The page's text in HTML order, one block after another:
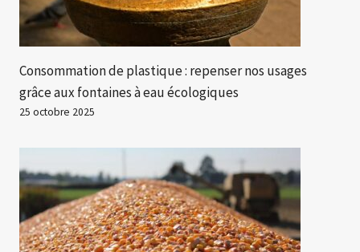
Consommation de plastique : repenser nos usages
grâce aux fontaines à eau écologiques
25 octobre 2025